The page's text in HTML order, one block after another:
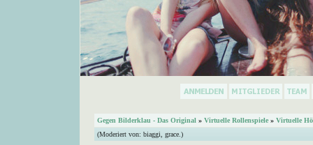
Gegen Bilderklau - Das Original » Virtuelle Rollenspiele » Virtuelle
(Moderiert von: biaggi grace. )